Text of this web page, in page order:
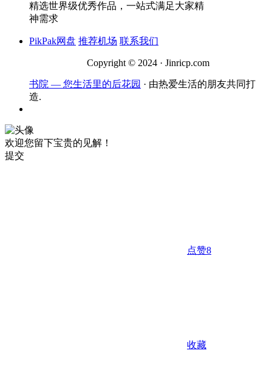
精选世界级优秀作品，一站式满足大家精
神需求
PikPak网盘 推荐机场 联系我们
Copyright © 2024 · Jinricp.com
书院 — 您生活里的后花园 · 由热爱生活的朋友共同打
造.
欢迎您留下宝贵的见解！
提交
点赞8
收藏